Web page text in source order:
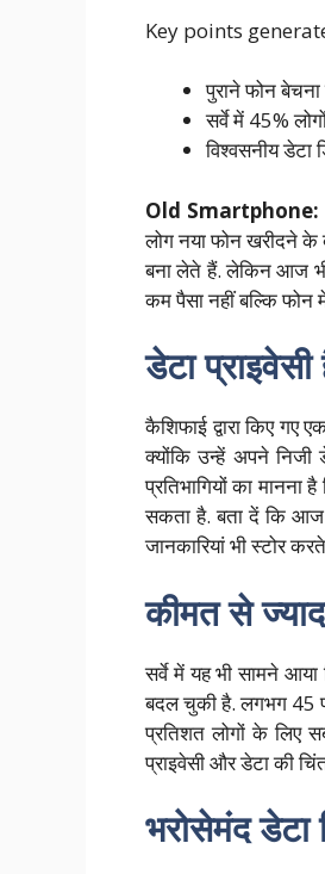
Key points
पुराने फोन
सर्वे में 45%
विश्वसनीय डेटा
Old Smartphone:
लोग नया फोन खरीदने
बना लेते हैं. लेकिन आज भी
कम पैसा नहीं बल्कि फोन
डेटा
कैशिफाई द्वारा किए गए
क्योंकि उन्हें अपने
प्रतिभागियों का
सकता है. बता दें कि आज
जानकारियां भी स्टोर
कीमत से
सर्वे में यह भी सामने
बदल चुकी है. लगभग 45
प्रतिशत लोगों के लिए
प्राइवेसी और डेटा की
भरोसेमंद डेटा